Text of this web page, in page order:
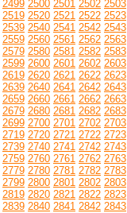
2499 2500 2501 2502 2503
2519 2520 2521 2522 2523
2539 2540 2541 2542 2543
2559 2560 2561 2562 2563
2579 2580 2581 2582 2583
2599 2600 2601 2602 2603
2619 2620 2621 2622 2623
2639 2640 2641 2642 2643
2659 2660 2661 2662 2663
2679 2680 2681 2682 2683
2699 2700 2701 2702 2703
2719 2720 2721 2722 2723
2739 2740 2741 2742 2743
2759 2760 2761 2762 2763
2779 2780 2781 2782 2783
2799 2800 2801 2802 2803
2819 2820 2821 2822 2823
2839 2840 2841 2842 2843